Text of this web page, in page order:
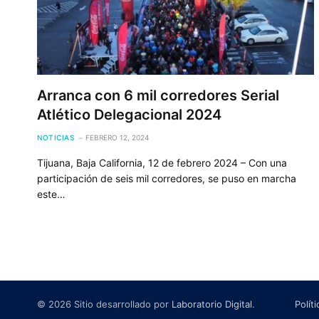
Arranca con 6 mil corredores Serial
Atlético Delegacional 2024
NOTICIAS FEBRERO 12, 2024
Tijuana, Baja California, 12 de febrero 2024 – Con una
participación de seis mil corredores, se puso en marcha
este…
© 2026 Sitio desarrollado por Laboratorio Digital.